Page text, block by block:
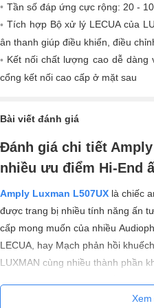
Tần số đáp ứng cực rộng: 20 -
Tích hợp Bộ xử lý LECUA của
ân thanh giúp điều khiển, điều
Kết nối chất lượng cao dễ dàng
cổng kết nối cao cấp ở mặt sau
Bài viết đánh giá
Đánh giá chi tiết
nhiều ưu điểm Hi-End
Amply Luxman L507UX là chiếc
được trang bị nhiều tính năng ấn
cấp mong muốn của nhiều
LECUA, hay Mạch phản hồi
LUXMAN cùng nhiều thành phần
Xem